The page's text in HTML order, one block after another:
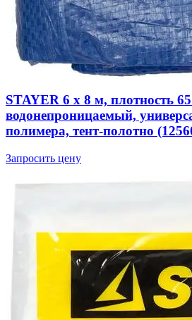
STAYER 6 х 8 м, плотность
водонепроницаемый,
полимера, тент-полотно
Запросить цену